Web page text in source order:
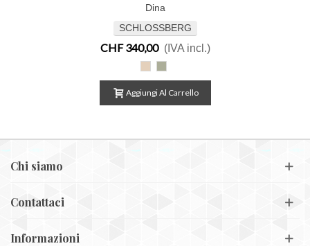
Dina
SCHLOSSBERG
CHF 340,00 (IVA incl.)
Aggiungi Al Carrello
Chi siamo
Contattaci
Informazioni